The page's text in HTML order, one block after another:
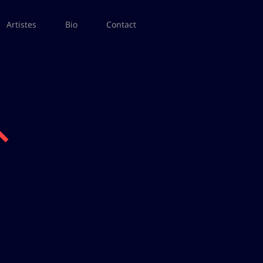
Artistes Bio Contact